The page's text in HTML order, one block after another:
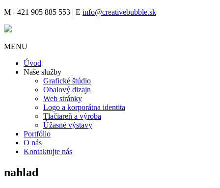
M +421 905 885 553 | E info@creativebubble.sk
MENU
Úvod
Naše služby
Grafické štúdio
Obalový dizajn
Web stránky
Logo a korporátna identita
Tlačiareň a výroba
Úžasné výstavy
Portfólio
O nás
Kontaktujte nás
nahlad